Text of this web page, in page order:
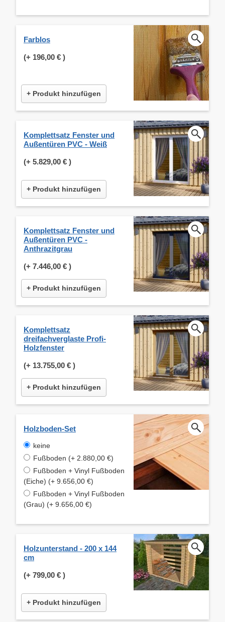
Farblos
(+ 196,00 € )
+ Produkt hinzufügen
Komplettsatz Fenster und
Außentüren PVC - Weiß
(+ 5.829,00 € )
+ Produkt hinzufügen
Komplettsatz Fenster und
Außentüren PVC -
Anthrazitgrau
(+ 7.446,00 € )
+ Produkt hinzufügen
Komplettsatz
dreifachverglaste Profi-
Holzfenster
(+ 13.755,00 € )
+ Produkt hinzufügen
Holzboden-Set
keine
Fußboden (+ 2.880,00 €)
Fußboden + Vinyl Fußboden
(Eiche) (+ 9.656,00 €)
Fußboden + Vinyl Fußboden
(Grau) (+ 9.656,00 €)
Holzunterstand - 200 x 144
cm
(+ 799,00 € )
+ Produkt hinzufügen